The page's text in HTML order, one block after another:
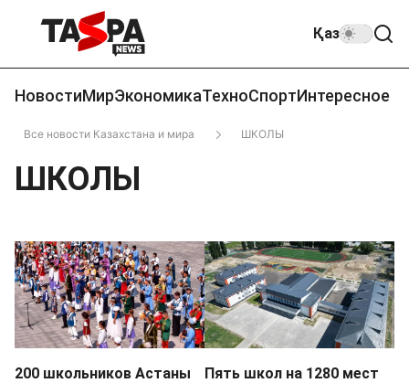
Қаз
НовостиМирЭкономикаТехноСпортИнтересное
Все новости Казахстана и мира ШКОЛЫ
ШКОЛЫ
200 школьников Астаны
Пять школ на 1280 мест